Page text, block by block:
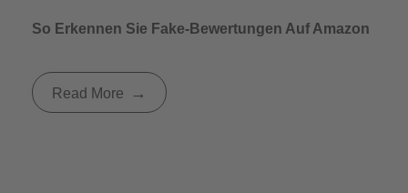
So Erkennen Sie Fake-Bewertungen Auf Amazon
Read More